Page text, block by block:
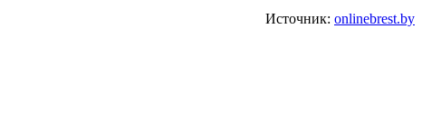
Источник: onlinebrest.by